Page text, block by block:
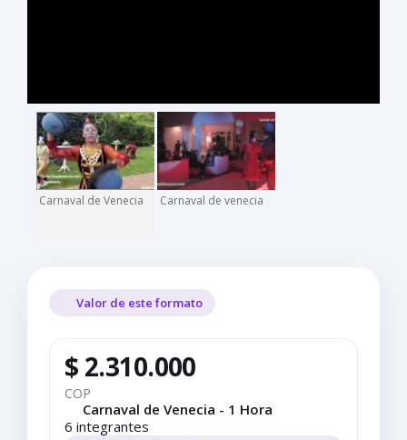
Carnaval de Venecia Carnaval de venecia
Valor de este formato
$ 2.310.000
COP
Carnaval de Venecia - 1 Hora
6 integrantes